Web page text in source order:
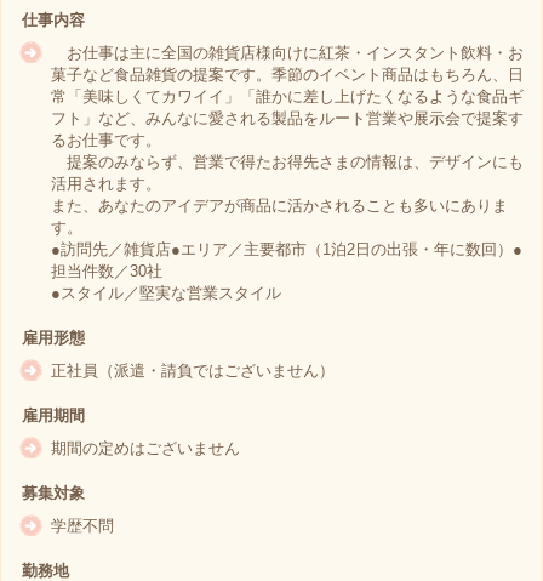
仕事内容
お仕事は主に全国の雑貨店様向けに紅茶・インスタント飲料・お
菓子など食品雑貨の提案です。季節のイベント商品はもちろん、日
常「美味しくてカワイイ」「誰かに差し上げたくなるような食品ギ
フト」など、みんなに愛される製品をルート営業や展示会で提案す
るお仕事です。
提案のみならず、営業で得たお得先さまの情報は、デザインにも
活用されます。
また、あなたのアイデアが商品に活かされることも多いにありま
す。
●訪問先／雑貨店●エリア／主要都市（1泊2日の出張・年に数回）●
担当件数／30社
●スタイル／堅実な営業スタイル
雇用形態
正社員（派遣・請負ではございません）
雇用期間
期間の定めはございません
募集対象
学歴不問
勤務地